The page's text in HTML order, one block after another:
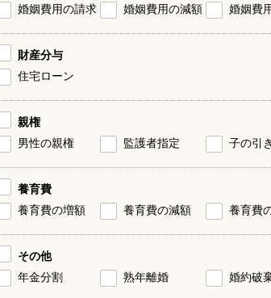
婚姻費用の請求
婚姻費用の減額 婚姻費
財産分与
住宅ローン
親権
男性の親権
監護者指定 子の引
養育費
養育費の増額
養育費の減額 養育費
その他
年金分割
熟年離婚 婚約破